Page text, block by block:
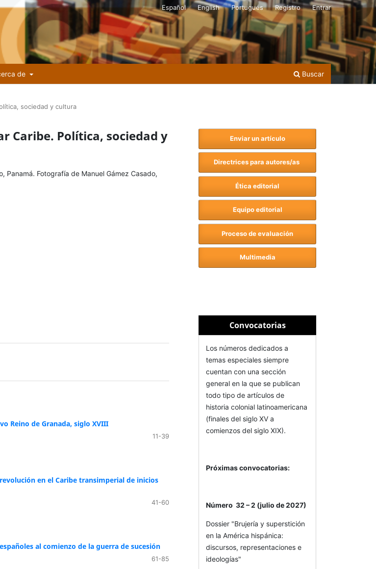
de Buscar
Español English Portugués Registro Entrar
sociedad y cultura
Caribe. Política, sociedad y
Panamá. Fotografía de Manuel Gámez Casado,
Reino de Granada, siglo XVIII
11-39
en el Caribe transimperial de inicios
41-60
al comienzo de la guerra de sucesión
61-85
Enviar un artículo
Directrices para autores/as
Ética editorial
Equipo editorial
Proceso de evaluación
Multimedia
Convocatorias
Los números dedicados a
temas especiales siempre
cuentan con una sección
general en la que se publican
todo tipo de artículos de
historia colonial latinoamericana
(finales del siglo XV a
comienzos del siglo XIX).
Próximas convocatorias:
Número 32 – 2 (julio de 2027)
Dossier "Brujería y superstición
en la América hispánica:
discursos, representaciones e
ideologías"